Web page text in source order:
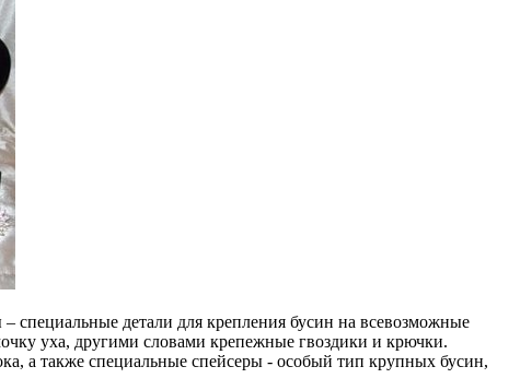
специальные детали для крепления бусин на всевозможные
уха, другими словами крепежные гвоздики и крючки.
а также специальные спейсеры - особый тип крупных бусин,